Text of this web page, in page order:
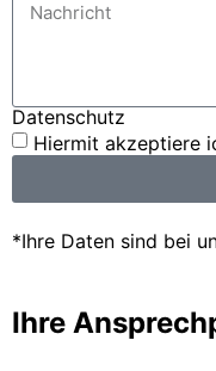
Datenschutz
Hiermit akzeptiere
*Ihre Daten sind bei
Ihre